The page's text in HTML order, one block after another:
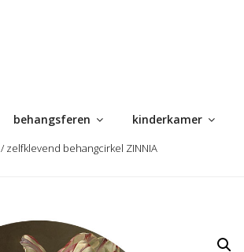
behangsferen kinderkamer
/ zelfklevend behangcirkel ZINNIA